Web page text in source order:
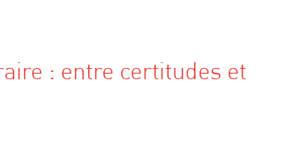
: entre certitudes et